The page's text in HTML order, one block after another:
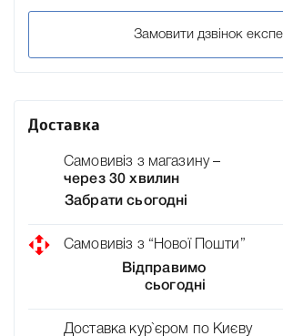
Замовити дзвінок
Доставка
Самовивіз з магазину –
через 30 хвилин
Забрати сьогодні
Самовивіз з “Нової Пошти”
Відправимо
сьогодні
Доставка кур`єром по Києву